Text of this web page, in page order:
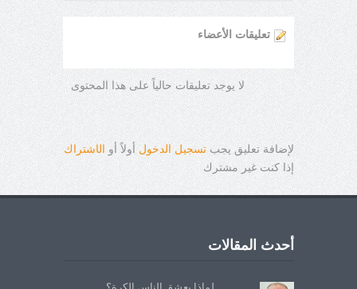
تعليقات الأعضاء
لا يوجد تعليقات حالياً على هذا المحتوى
لإضافة تعليق يجب تسجيل الدخول أولاً أو الاشتراك
إذا كنت غير مشترك
أحدث المقالات